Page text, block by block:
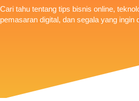
Cari tahu tentang tips bisnis online,
pemasaran digital, dan segala yang ingin